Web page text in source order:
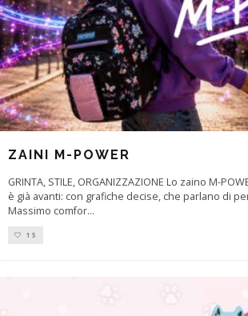
ZAINI M-POWER
GRINTA, STILE, ORGANIZZAZIONE Lo zaino M-
è già avanti: con grafiche decise, che parlano di
Massimo comfor...
15